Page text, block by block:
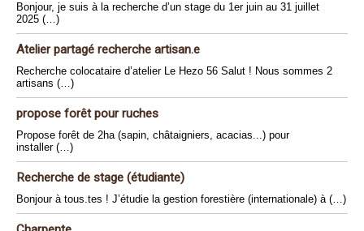
Bonjour, je suis à la recherche d’un stage du 1er juin au 31 juillet
2025 (…)
Atelier partagé recherche artisan.e
Recherche colocataire d’atelier Le Hezo 56 Salut ! Nous sommes 2
artisans (…)
propose forêt pour ruches
Propose forêt de 2ha (sapin, châtaigniers, acacias...) pour
installer (…)
Recherche de stage (étudiante)
Bonjour à tous.tes ! J’étudie la gestion forestière (internationale) à (…)